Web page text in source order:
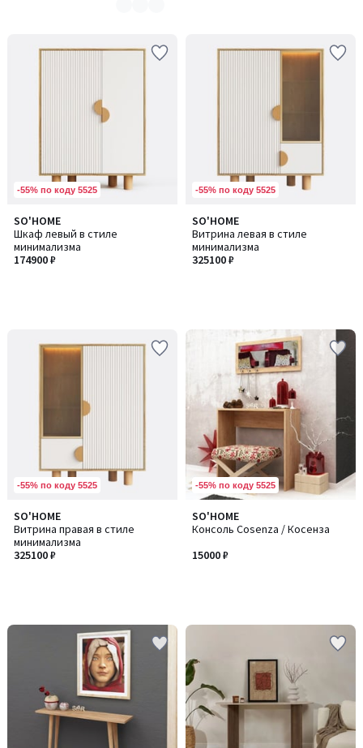
-55% по коду 5525
SO'HOME
Шкаф левый в стиле
минимализма
174900 ₽
-55% по коду 5525
SO'HOME
Витрина левая в стиле
минимализма
325100 ₽
-55% по коду 5525
SO'HOME
Витрина правая в стиле
минимализма
325100 ₽
-55% по коду 5525
SO'HOME
Консоль Cosenza / Косенза
15000 ₽